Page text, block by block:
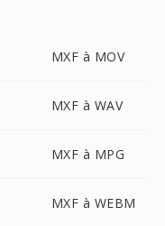
MXF à MOV
MXF à WAV
MXF à MPG
MXF à WEBM